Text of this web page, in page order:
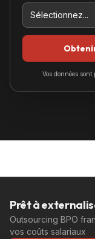
Vos données sont
Prêt à
Outsourcing BPO
vos coûts salariaux